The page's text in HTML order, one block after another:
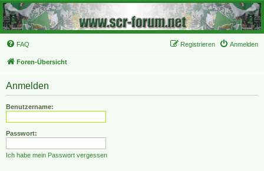
FAQ Anmelden
Registrieren
Foren-Übersicht
Anmelden
Benutzername:
Passwort:
Ich habe mein Passwort vergessen